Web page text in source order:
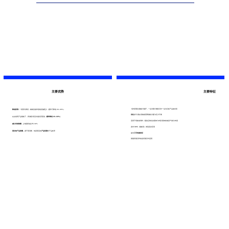
主要优势
降低投资: 一塔替代两塔；辅助设备和基础设施更少（通常可降低 20–30%）
在在相同产品规格下，再沸器/回流冷凝负荷更低（通常降低 20–30%）
减少设备数量，占地面积减少约 30%
更好的产品质量， 源于更清晰、纯度更高的产品切割和产品收率
主要特征
塔内部通过隔板分隔开，一边为预分馏段另外一边为目标产品抽出段
优化的气/液在塔格板壁两侧的分配与压力平衡
适用于塔板或填料；配备定制化的液体分布器/液体收集器/气相分布器
多种 DWC（隔板塔）类型及其应用
提供工艺性能保证
新建塔项目和改造塔项目均适用